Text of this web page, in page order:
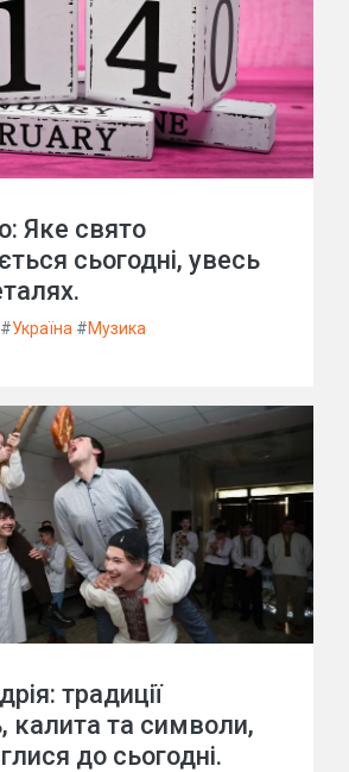
Яке свято
сьогодні, увесь
#Україна #Музика
традиції
калита та символи,
до сьогодні.